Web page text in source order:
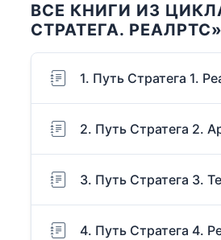
ВСЕ КНИГИ ИЗ
СТРАТЕГА. РЕАЛРТС»
1. Путь Стратега 1.
2. Путь Стратега 2.
3. Путь Стратега 3.
4. Путь Стратега 4.